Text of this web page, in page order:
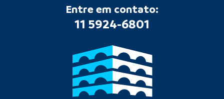
Entre em contato:
11 5924-6801